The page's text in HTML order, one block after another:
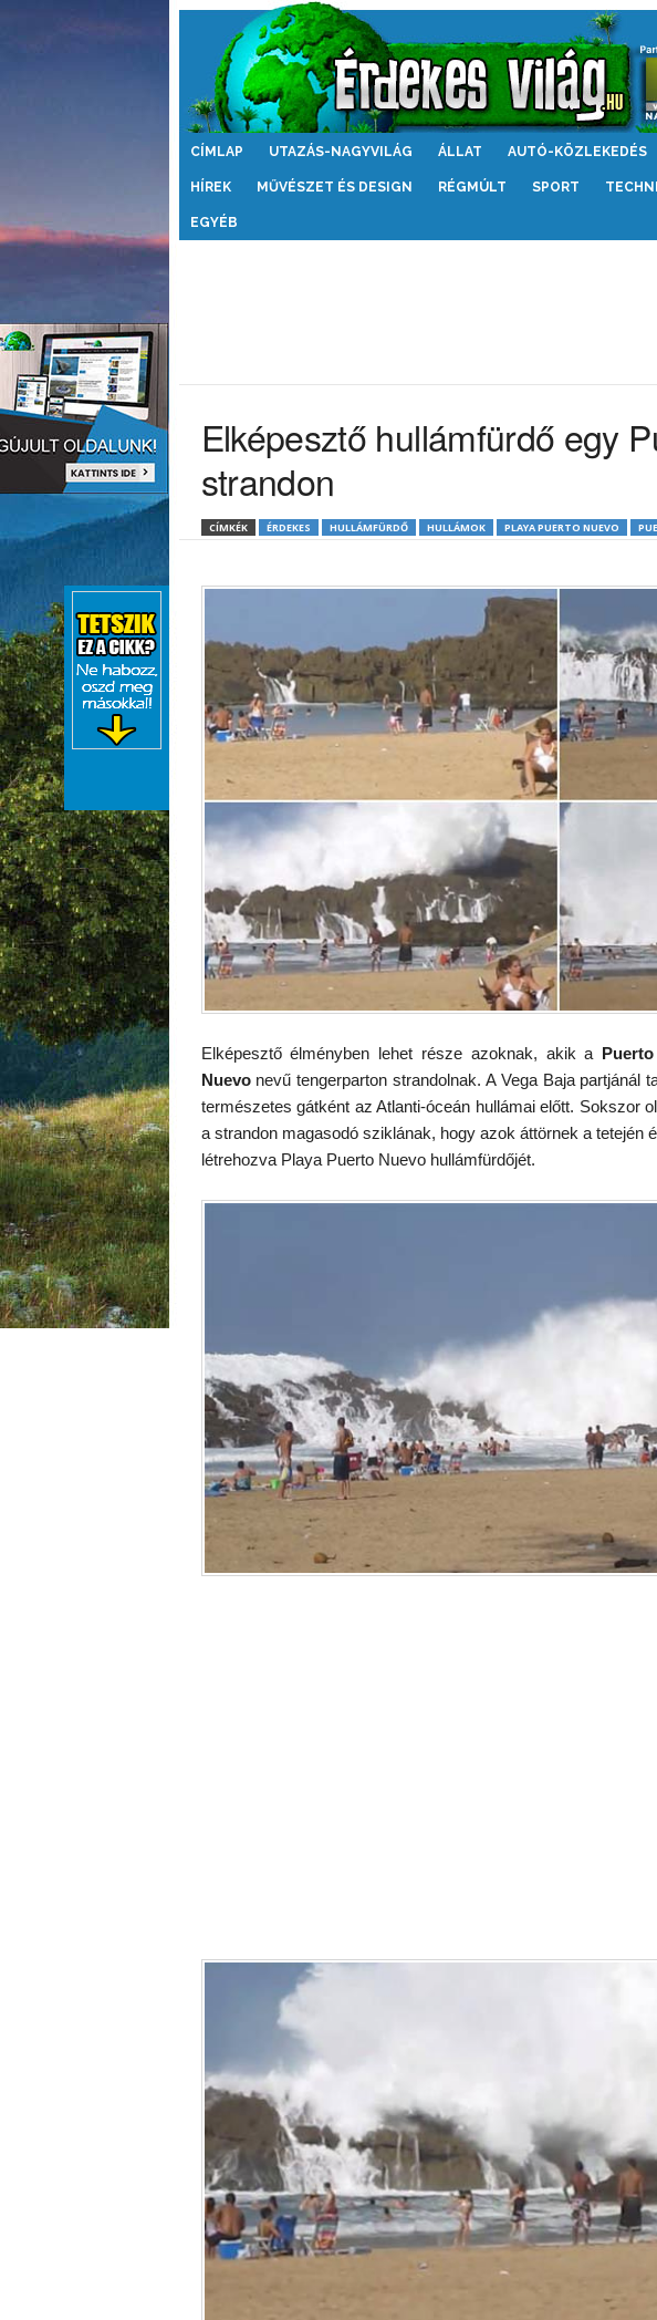
Érdekes
CÍMLAP UTAZÁS-NAGYVILÁG ÁLLAT AUTÓ-KÖZLEKEDÉS
HÍREK MŰVÉSZET ÉS DESIGN RÉGMÚLT SPORT
EGYÉB
Elképesztő hullámfürdő egy
strandon
CÍMKÉK ÉRDEKES HULLÁMFÜRDŐ HULLÁMOK PLAYA PUERTO NUEVO
Elképesztő élményben lehet része azoknak, akik a
Nuevonevű tengerparton strandolnak. A Vega Baja partjánál
természetes gátként az Atlanti-óceán hullámai előtt. Sokszor
a strandon magasodó sziklának, hogy azok áttörnek a tetején
létrehozva Playa Puerto Nuevo hullámfürdőjét.